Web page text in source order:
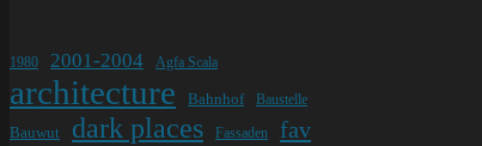
1980 2001-2004 Agfa Scala
architecture Bahnhof Baustelle
Bauwut dark places Fassaden fav